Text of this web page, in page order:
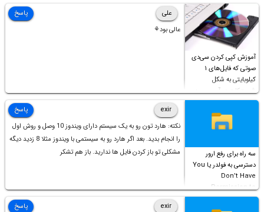
آموزش کپی کردن سی‌دی
صوتی که فایل‌های ۱
کیلوبایتی به شکل
شورت‌کات در آن موجود
است!
علی
عالی بود⚘
پاسخ
سه راه برای رفع ارور
دسترسی به فولدر یا You
Don’t Have
Permission to
Access this folder
exir
نکته: هارد تون رو به یک سیستم دارای ویندوز 10 وصل و روش اول
را انجام بدید. بعد اگر هارد رو به سیستمی با ویندوز مثلا 8 زدید دیگه
مشکلی تو باز کردن فایل ها ندارید. باز هم تشکر
پاسخ
exir
پاسخ